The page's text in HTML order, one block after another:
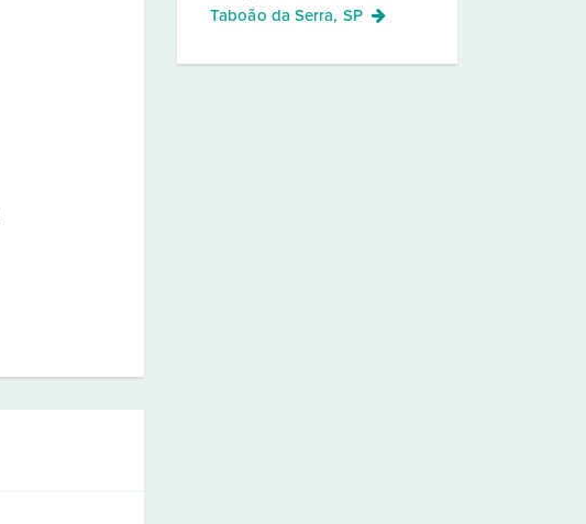
Taboão da Serra, SP